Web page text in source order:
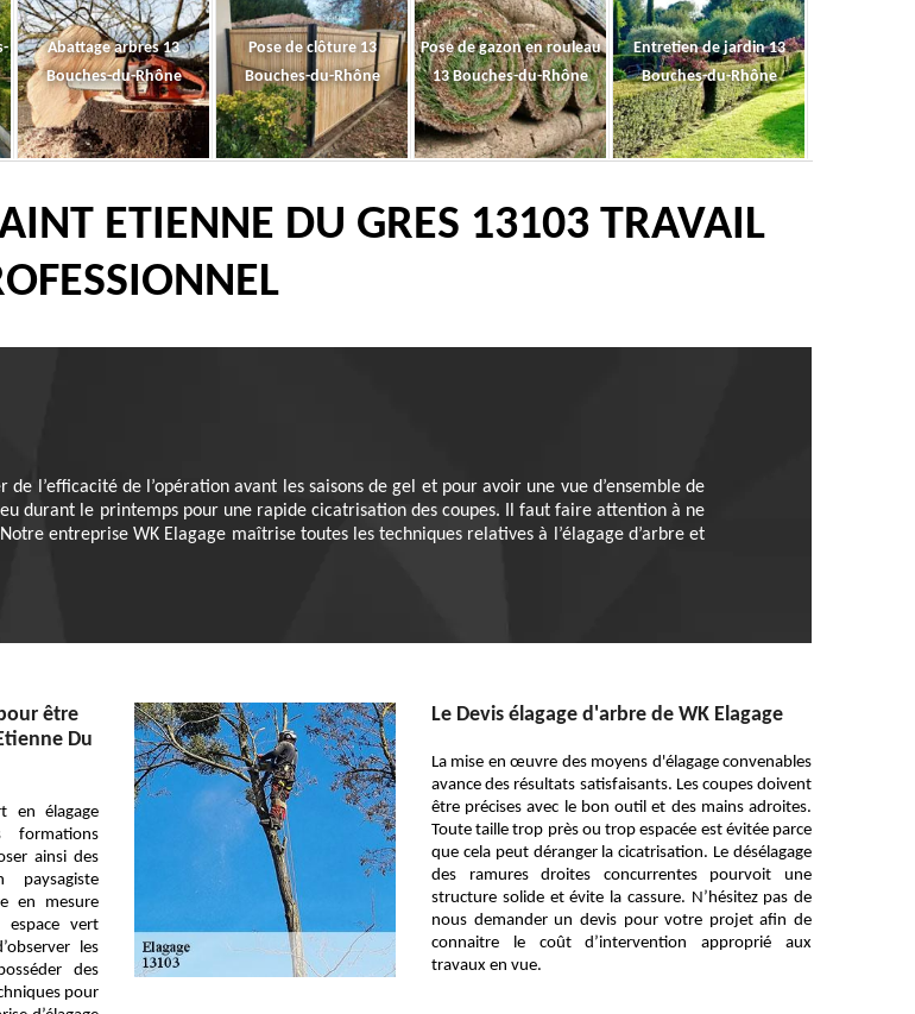
Abattage arbres 13
Bouches-du-Rhône
Pose de clôture 13
Bouches-du-Rhône
Pose de gazon en rouleau
13 Bouches-du-Rhône
Entretien de jardin 13
Bouches-du-Rhône
ETIENNE DU GRES 13103 TRAVAIL
de l’efficacité de l’opération avant les saisons de gel et pour avoir une vue d’ensemble de
durant le printemps pour une rapide cicatrisation des coupes. Il faut faire attention à ne
entreprise WK Elagage maîtrise toutes les techniques relatives à l’élagage d’arbre et
être
Du
en élagage
ainsi des
paysagiste
en mesure
espace vert
les
des
pour
Le Devis élagage d'arbre de WK Elagage
La mise en œuvre des moyens d'élagage convenables
avance des résultats satisfaisants. Les coupes doivent
être précises avec le bon outil et des mains adroites.
Toute taille trop près ou trop espacée est évitée parce
que cela peut déranger la cicatrisation. Le désélagage
des ramures droites concurrentes pourvoit une
structure solide et évite la cassure. N’hésitez pas de
nous demander un devis pour votre projet afin de
connaitre le coût d’intervention approprié aux
travaux en vue.